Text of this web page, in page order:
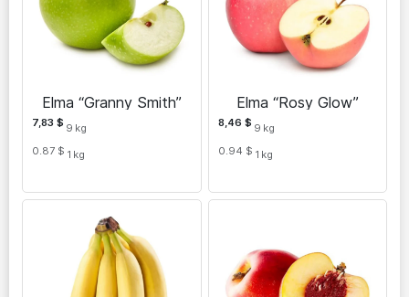
Elma “Granny Smith”
7,83 $ 9 kg
0.87 $ 1 kg
Elma “Rosy Glow”
8,46 $ 9 kg
0.94 $ 1 kg